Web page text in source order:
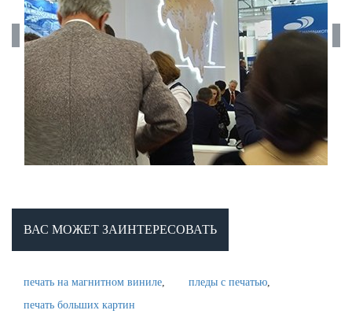
ВАС МОЖЕТ ЗАИНТЕРЕСОВАТЬ
печать на магнитном виниле
пледы с печатью
печать больших картин